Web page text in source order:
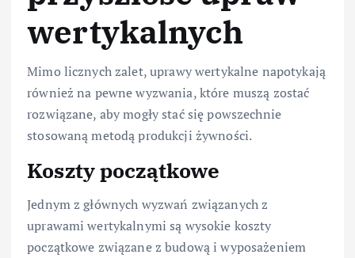
wertykalnych
Mimo licznych zalet, uprawy wertykalne napotykają
również na pewne wyzwania, które muszą zostać
rozwiązane, aby mogły stać się powszechnie
stosowaną metodą produkcji żywności.
Koszty początkowe
Jednym z głównych wyzwań związanych z
uprawami wertykalnymi są wysokie koszty
początkowe związane z budową i wyposażeniem